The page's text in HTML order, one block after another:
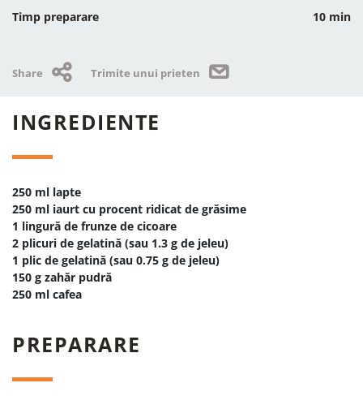
Timp preparare 10 min
Share Trimite unui prieten
INGREDIENTE
250 ml lapte
250 ml iaurt cu procent ridicat de grăsime
1 lingură de frunze de cicoare
2 plicuri de gelatină (sau 1.3 g de jeleu)
1 plic de gelatină (sau 0.75 g de jeleu)
150 g zahăr pudră
250 ml cafea
PREPARARE